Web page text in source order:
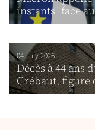
instants" face
04 July 2026
Décès à 44 ans
Grébaut, figure